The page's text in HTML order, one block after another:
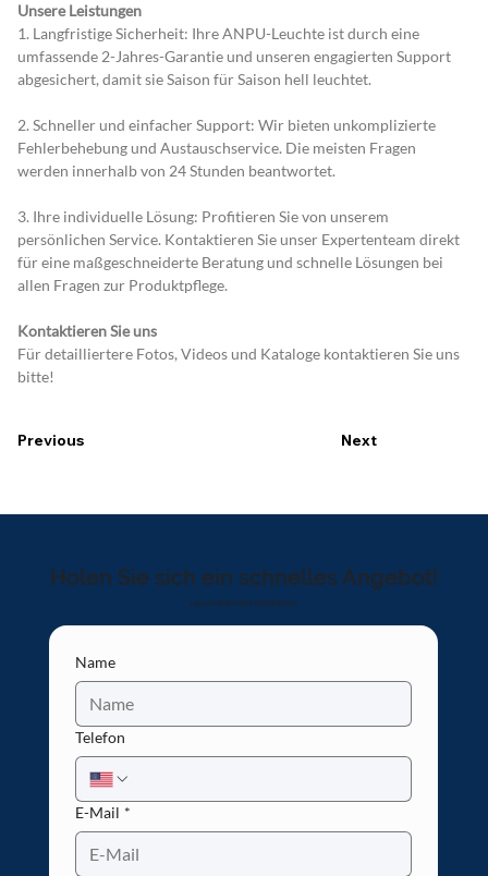
Unsere Leistungen
1. Langfristige Sicherheit: Ihre ANPU-Leuchte ist durch eine
umfassende 2-Jahres-Garantie und unseren engagierten Support
abgesichert, damit sie Saison für Saison hell leuchtet.
2. Schneller und einfacher Support: Wir bieten unkomplizierte
Fehlerbehebung und Austauschservice. Die meisten Fragen
werden innerhalb von 24 Stunden beantwortet.
3. Ihre individuelle Lösung: Profitieren Sie von unserem
persönlichen Service. Kontaktieren Sie unser Expertenteam direkt
für eine maßgeschneiderte Beratung und schnelle Lösungen bei
allen Fragen zur Produktpflege.
Kontaktieren Sie uns
Für detailliertere Fotos, Videos und Kataloge kontaktieren Sie uns
bitte!
Previous Next
Holen Sie sich ein schnelles Angebot!
Lass uns deine Idee verwirklichen!
Name
Telefon
E-Mail *